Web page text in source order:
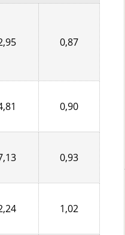
0,87
0,90
0,93
1,02